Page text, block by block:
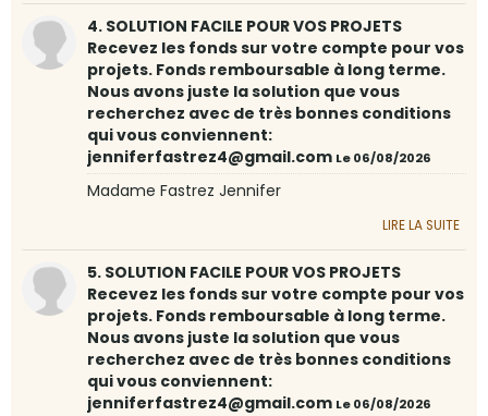
4. SOLUTION FACILE POUR VOS PROJETS
Recevez les fonds sur votre compte pour vos
projets. Fonds remboursable à long terme.
Nous avons juste la solution que vous
recherchez avec de très bonnes conditions
qui vous conviennent:
jenniferfastrez4@gmail.com Le 06/08/2026
Madame Fastrez Jennifer
LIRE LA SUITE
5. SOLUTION FACILE POUR VOS PROJETS
Recevez les fonds sur votre compte pour vos
projets. Fonds remboursable à long terme.
Nous avons juste la solution que vous
recherchez avec de très bonnes conditions
qui vous conviennent:
jenniferfastrez4@gmail.com Le 06/08/2026